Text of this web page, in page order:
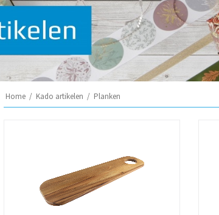
Home / Kado artikelen / Planken